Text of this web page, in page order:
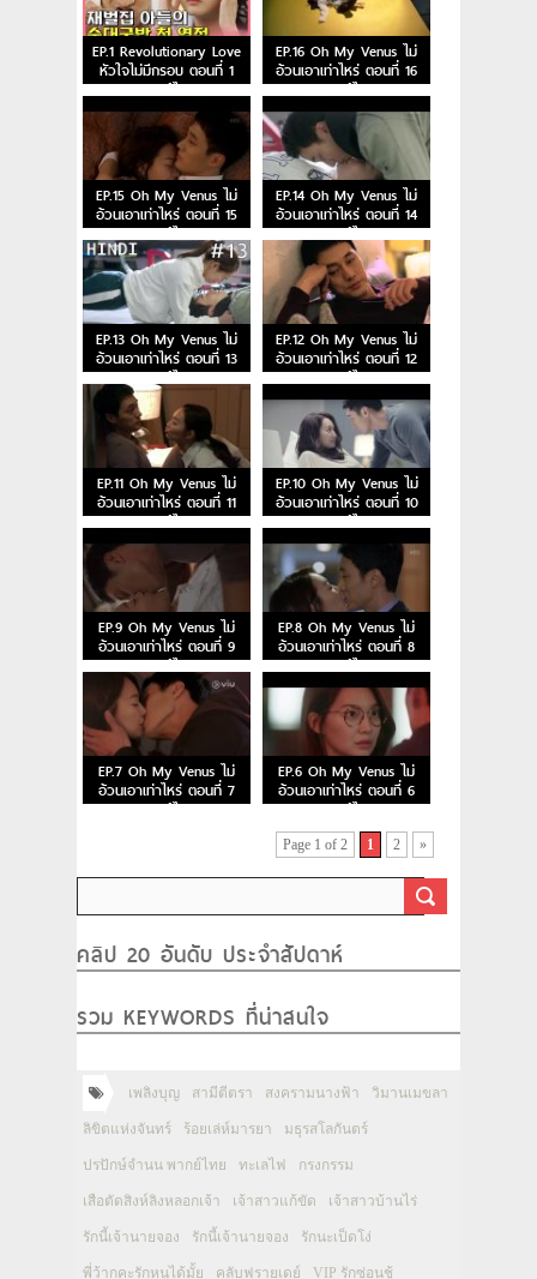
EP.1 Revolutionary Love
หัวใจไม่มีกรอบ ตอนที่ 1
พากย์ไทย
EP.16 Oh My Venus ไม่
อ้วนเอาเท่าไหร่ ตอนที่ 16
พากย์ไทย
EP.15 Oh My Venus ไม่
อ้วนเอาเท่าไหร่ ตอนที่ 15
พากย์ไทย
EP.14 Oh My Venus ไม่
อ้วนเอาเท่าไหร่ ตอนที่ 14
พากย์ไทย
EP.13 Oh My Venus ไม่
อ้วนเอาเท่าไหร่ ตอนที่ 13
พากย์ไทย
EP.12 Oh My Venus ไม่
อ้วนเอาเท่าไหร่ ตอนที่ 12
พากย์ไทย
EP.11 Oh My Venus ไม่
อ้วนเอาเท่าไหร่ ตอนที่ 11
พากย์ไทย
EP.10 Oh My Venus ไม่
อ้วนเอาเท่าไหร่ ตอนที่ 10
พากย์ไทย
EP.9 Oh My Venus ไม่
อ้วนเอาเท่าไหร่ ตอนที่ 9
พากย์ไทย
EP.8 Oh My Venus ไม่
อ้วนเอาเท่าไหร่ ตอนที่ 8
พากย์ไทย
EP.7 Oh My Venus ไม่
อ้วนเอาเท่าไหร่ ตอนที่ 7
พากย์ไทย
EP.6 Oh My Venus ไม่
อ้วนเอาเท่าไหร่ ตอนที่ 6
พากย์ไทย
Page 1 of 2 1 2 »
คลิป 20 อันดับ ประจำสัปดาห์
รวม KEYWORDS ที่น่าสนใจ
เพลิงบุญ สามีตีตรา สงครามนางฟ้า วิมานเมขลา
ลิขิตแห่งจันทร์ ร้อยเล่ห์มารยา มธุรสโลกันตร์
ปรปักษ์จำนน พากย์ไทย ทะเลไฟ กรงกรรม
เสือตัดสิงห์ลิงหลอกเจ้า เจ้าสาวแก้ขัด เจ้าสาวบ้านไร่
รักนี้เจ้านายจอง รักนี้เจ้านายจอง รักนะเป็ดโง่
พี่ว้ากคะรักหนูได้มั้ย คลับฟรายเดย์ VIP รักซ่อนชู้